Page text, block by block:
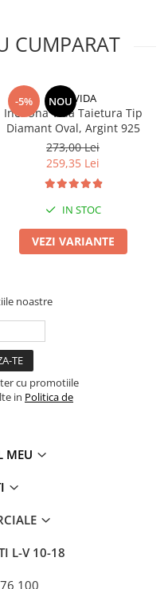
CUMPARAT
-5% NOU
UNA VIDA
Inel Una Vida Taietura Tip
Diamant Oval, Argint 925
273,00 Lei
259,35 Lei
IN STOC
VEZI VARIANTE
noastre
cu promotiile
in Politica de
MEU
L-V 10-18
100